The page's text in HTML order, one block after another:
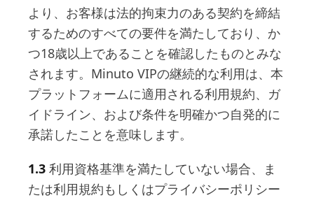
より、お客様は法的拘束力のある契約を締結
するためのすべての要件を満たしており、か
つ18歳以上であることを確認したものとみな
されます。Minuto VIPの継続的な利用は、本
プラットフォームに適用される利用規約、ガ
イドライン、および条件を明確かつ自発的に
承諾したことを意味します。
1.3 利用資格基準を満たしていない場合、ま
たは利用規約もしくはプライバシーポリシー